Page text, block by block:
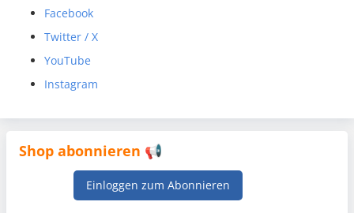
Facebook
Twitter / X
YouTube
Instagram
Shop abonnieren 📢
Einloggen zum Abonnieren